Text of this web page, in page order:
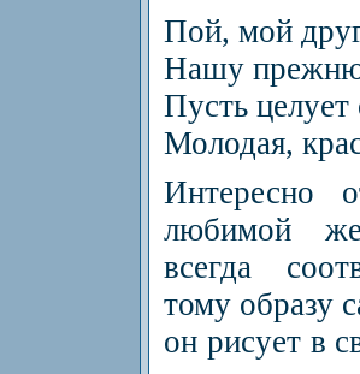
Пой, мой
Нашу
Пусть целует
Молодая,
Интересно
любимой
всегда
тому образу
он рисует в